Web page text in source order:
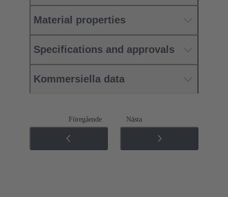
Material properties
Specifications and approvals
Kommersiella data
Föregående Nästa